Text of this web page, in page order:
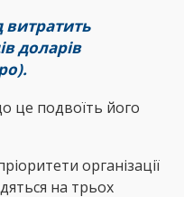
доларів
це подвоїть його
організації
на трьох